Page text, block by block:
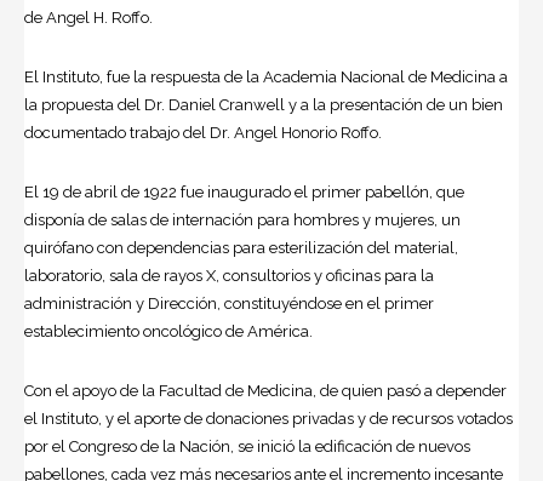
de Angel H. Roffo.
El Instituto, fue la respuesta de la Academia Nacional de Medicina a
la propuesta del Dr. Daniel Cranwell y a la presentación de un bien
documentado trabajo del Dr. Angel Honorio Roffo.
El 19 de abril de 1922 fue inaugurado el primer pabellón, que
disponí­a de salas de internación para hombres y mujeres, un
quirófano con dependencias para esterilización del material,
laboratorio, sala de rayos X, consultorios y oficinas para la
administración y Dirección, constituyéndose en el primer
establecimiento oncológico de América.
Con el apoyo de la Facultad de Medicina, de quien pasó a depender
el Instituto, y el aporte de donaciones privadas y de recursos votados
por el Congreso de la Nación, se inició la edificación de nuevos
pabellones, cada vez más necesarios ante el incremento incesante